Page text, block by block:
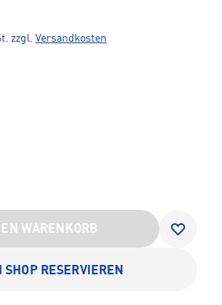
zzgl. Versandkosten
WARENKORB
SHOP RESERVIEREN